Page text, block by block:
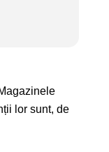
lor sunt, de